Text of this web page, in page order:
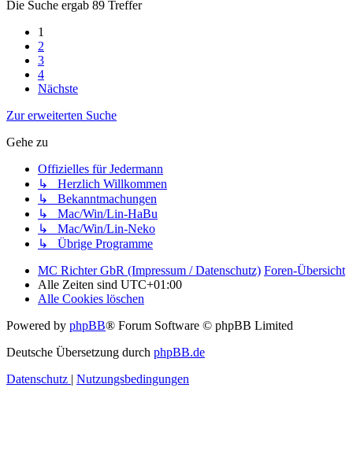
Die Suche ergab 89 Treffer
1
2
3
4
Nächste
Zur erweiterten Suche
Gehe zu
Offizielles für Jedermann
↳ Herzlich Willkommen
↳ Bekanntmachungen
↳ Mac/Win/Lin-HaBu
↳ Mac/Win/Lin-Neko
↳ Übrige Programme
MC Richter GbR (Impressum / Datenschutz) Foren-Übersicht
Alle Zeiten sind UTC+01:00
Alle Cookies löschen
Powered by phpBB® Forum Software © phpBB Limited
Deutsche Übersetzung durch phpBB.de
Datenschutz
Nutzungsbedingungen